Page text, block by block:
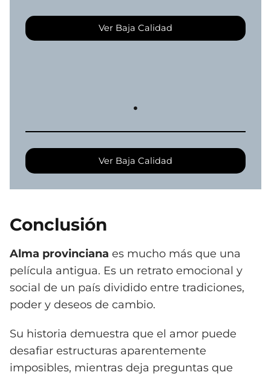
Ver Baja Calidad
.
Ver Baja Calidad
Conclusión
Alma provinciana es mucho más que una
película antigua. Es un retrato emocional y
social de un país dividido entre tradiciones,
poder y deseos de cambio.
Su historia demuestra que el amor puede
desafiar estructuras aparentemente
imposibles, mientras deja preguntas que